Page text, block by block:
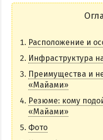
ПЕСКИ
АЗОВСКОЕ
НОВОПЕТРОВКА
ЛЕЧЕНИЕ И
Грязи, лиманы и
Санатории
Расположение и
Инфраструктура
Преимущества и
«Майами»
Резюме: кому
«Майами»
Фото